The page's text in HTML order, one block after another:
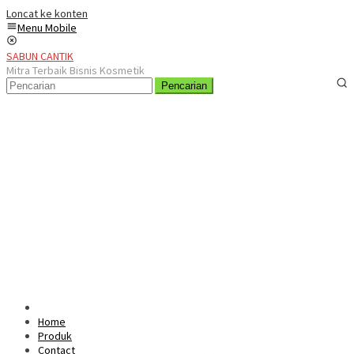
Loncat ke konten
Menu Mobile
SABUN CANTIK
Mitra Terbaik Bisnis Kosmetik
Pencarian
Home
Produk
Contact